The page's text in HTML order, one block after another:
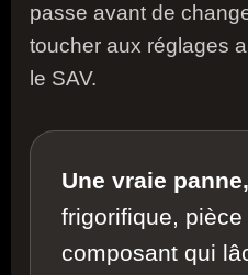
passe avant de
toucher aux réglages
le SAV.
Une vraie
frigorifique, pièce
composant qui